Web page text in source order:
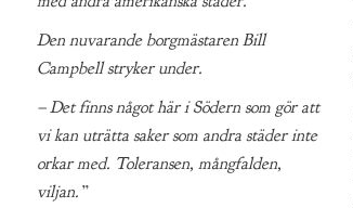
Den nuvarande borgmästaren Bill
Campbell stryker under.
– Det finns något här i Södern som gör att
vi kan uträtta saker som andra städer inte
orkar med. Toleransen, mångfalden,
viljan.”